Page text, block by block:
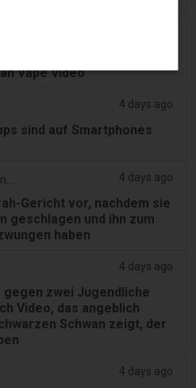
Vape Video
4 days ago
sind auf Smartphones
4 days ago
Gericht vor, nachdem sie
geschlagen und ihn zum
haben
4 days ago
zwei Jugendliche
Video, das angeblich
Schwan zeigt, der
4 days ago